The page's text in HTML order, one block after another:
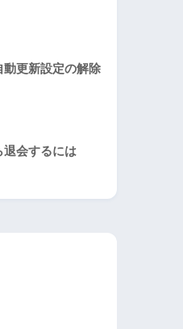
更新設定の解除
会するには